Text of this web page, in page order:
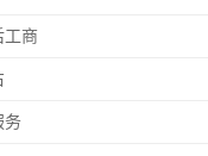
工商
务